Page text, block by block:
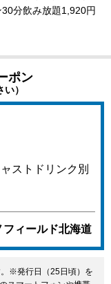
分飲み放題1,920円
ポン
）
ストドリンク別
ィールド北海道
※発行日（25日頃）を